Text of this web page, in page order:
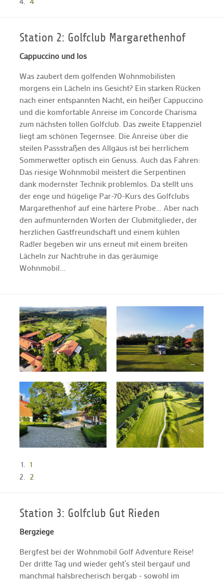
Station 2: Golfclub Margarethenhof
Cappuccino und los
Was zaubert dem golfenden Wohnmobilisten
morgens ein Lächeln ins Gesicht? Ein starken Rücken
nach einer entspannten Nacht, ein heißer Cappuccino
und die komfortable Anreise im Concorde Charisma
zum nächsten tollen Golfclub. Das zweite Etappenziel
liegt am schönen Tegernsee. Die Anreise über die
steilen Passstraßen des Allgäus ist bei herrlichem
Sommerwetter optisch ein Genuss. Auch das Fahren:
Das riesige Wohnmobil meistert die Serpentinen
dank modernster Technik problemlos. Da stellt uns
der enge und hügelige Par-70-Kurs des Golfclubs
Margarethenhof auf eine härtere Probe... Aber nach
den aufmunternden Worten der Clubmitglieder, der
herzlichen Gastfreundschaft und einem kühlen
Radler begeben wir uns erneut mit einem breiten
Lächeln zur Nachtruhe in das geräumige
Wohnmobil...
1
2
Station 3: Golfclub Gut Rieden
Bergziege
Bergfest bei der Wohnmobil Golf Adventure Reise!
Der dritte Tag und wieder geht’s steil bergauf und
manchmal halsbrecherisch bergab - sowohl im